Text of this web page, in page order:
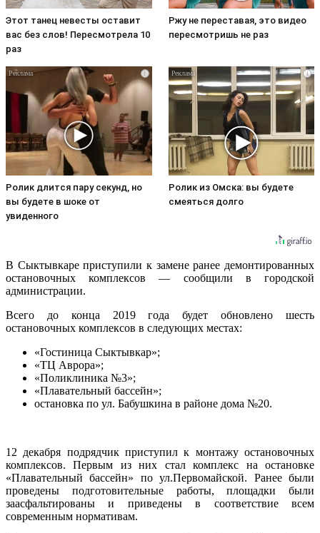
Этот танец невесты оставит
вас без слов! Пересмотрела 10
раз
Ржу не переставая, это видео
пересмотришь не раз
i
Ролик длится пару секунд, но
вы будете в шоке от
увиденного
i
Ролик из Омска: вы будете
смеяться долго
В Сыктывкаре приступили к замене ранее демонтированных
остановочных комплексов — сообщили в городской
администрации.
Всего до конца 2019 года будет обновлено шесть
остановочных комплексов в следующих местах:
«Гостиница Сыктывкар»;
«ТЦ Аврора»;
«Поликлиника №3»;
«Плавательный бассейн»;
остановка по ул. Бабушкина в районе дома №20.
12 декабря подрядчик приступил к монтажу остановочных
комплексов. Первым из них стал комплекс на остановке
«Плавательный бассейн» по ул.Первомайской. Ранее были
проведены подготовительные работы, площадки были
заасфальтированы и приведены в соответствие всем
современным нормативам.